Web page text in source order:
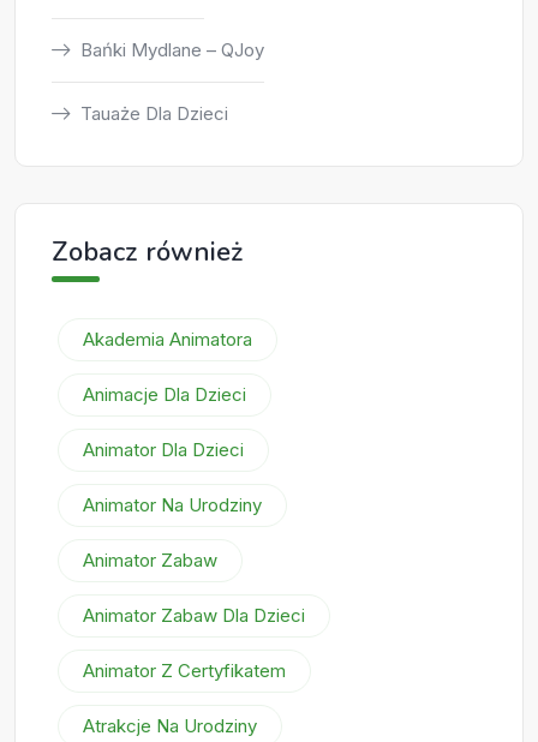
Bańki Mydlane – QJoy
Tauaże Dla Dzieci
Zobacz również
Akademia Animatora
Animacje Dla Dzieci
Animator Dla Dzieci
Animator Na Urodziny
Animator Zabaw
Animator Zabaw Dla Dzieci
Animator Z Certyfikatem
Atrakcje Na Urodziny